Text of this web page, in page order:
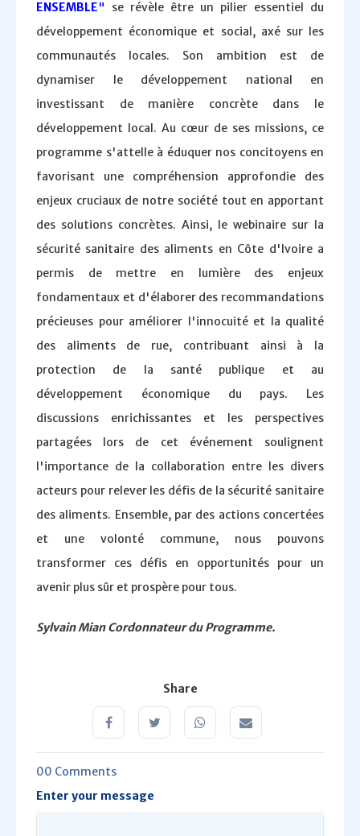
ENSEMBLE" se révèle être un pilier essentiel du
développement économique et social, axé sur les
communautés locales. Son ambition est de
dynamiser le développement national en
investissant de manière concrète dans le
développement local. Au cœur de ses missions, ce
programme s'attelle à éduquer nos concitoyens en
favorisant une compréhension approfondie des
enjeux cruciaux de notre société tout en apportant
des solutions concrètes. Ainsi, le webinaire sur la
sécurité sanitaire des aliments en Côte d'Ivoire a
permis de mettre en lumière des enjeux
fondamentaux et d'élaborer des recommandations
précieuses pour améliorer l'innocuité et la qualité
des aliments de rue, contribuant ainsi à la
protection de la santé publique et au
développement économique du pays. Les
discussions enrichissantes et les perspectives
partagées lors de cet événement soulignent
l'importance de la collaboration entre les divers
acteurs pour relever les défis de la sécurité sanitaire
des aliments. Ensemble, par des actions concertées
et une volonté commune, nous pouvons
transformer ces défis en opportunités pour un
avenir plus sûr et prospère pour tous.
Sylvain Mian Cordonnateur du Programme.
Share
00 Comments
Enter your message